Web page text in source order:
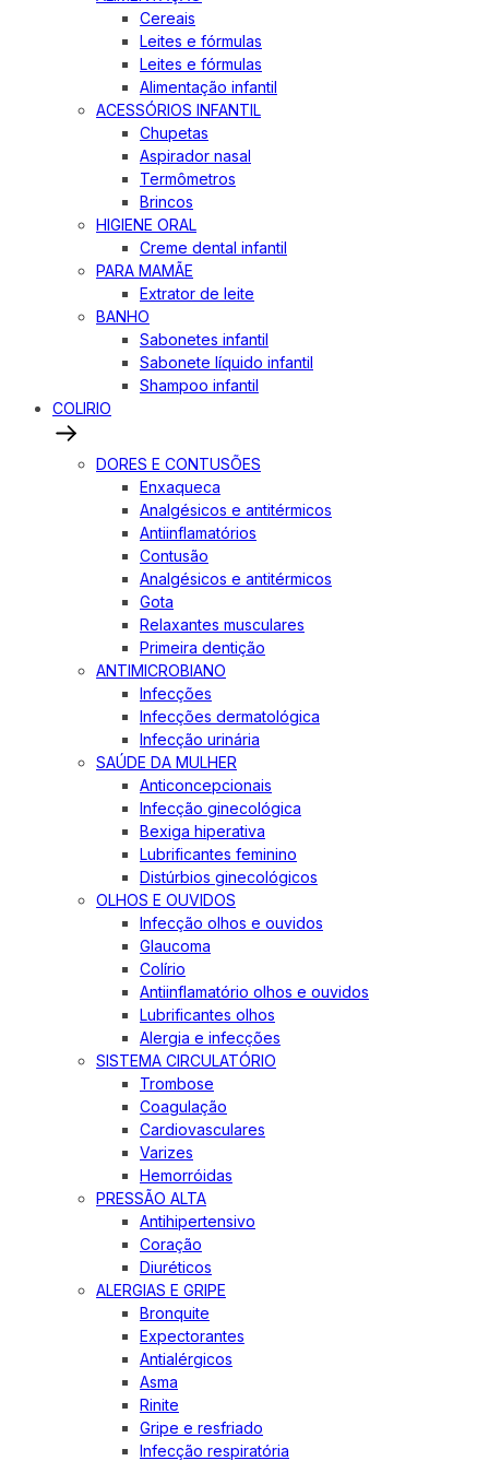
Cereais
Leites e fórmulas
Leites e fórmulas
Alimentação infantil
ACESSÓRIOS INFANTIL
Chupetas
Aspirador nasal
Termômetros
Brincos
HIGIENE ORAL
Creme dental infantil
PARA MAMÃE
Extrator de leite
BANHO
Sabonetes infantil
Sabonete líquido infantil
Shampoo infantil
COLIRIO
DORES E CONTUSÕES
Enxaqueca
Analgésicos e antitérmicos
Antiinflamatórios
Contusão
Analgésicos e antitérmicos
Gota
Relaxantes musculares
Primeira dentição
ANTIMICROBIANO
Infecções
Infecções dermatológica
Infecção urinária
SAÚDE DA MULHER
Anticoncepcionais
Infecção ginecológica
Bexiga hiperativa
Lubrificantes feminino
Distúrbios ginecológicos
OLHOS E OUVIDOS
Infecção olhos e ouvidos
Glaucoma
Colírio
Antiinflamatório olhos e ouvidos
Lubrificantes olhos
Alergia e infecções
SISTEMA CIRCULATÓRIO
Trombose
Coagulação
Cardiovasculares
Varizes
Hemorróidas
PRESSÃO ALTA
Antihipertensivo
Coração
Diuréticos
ALERGIAS E GRIPE
Bronquite
Expectorantes
Antialérgicos
Asma
Rinite
Gripe e resfriado
Infecção respiratória